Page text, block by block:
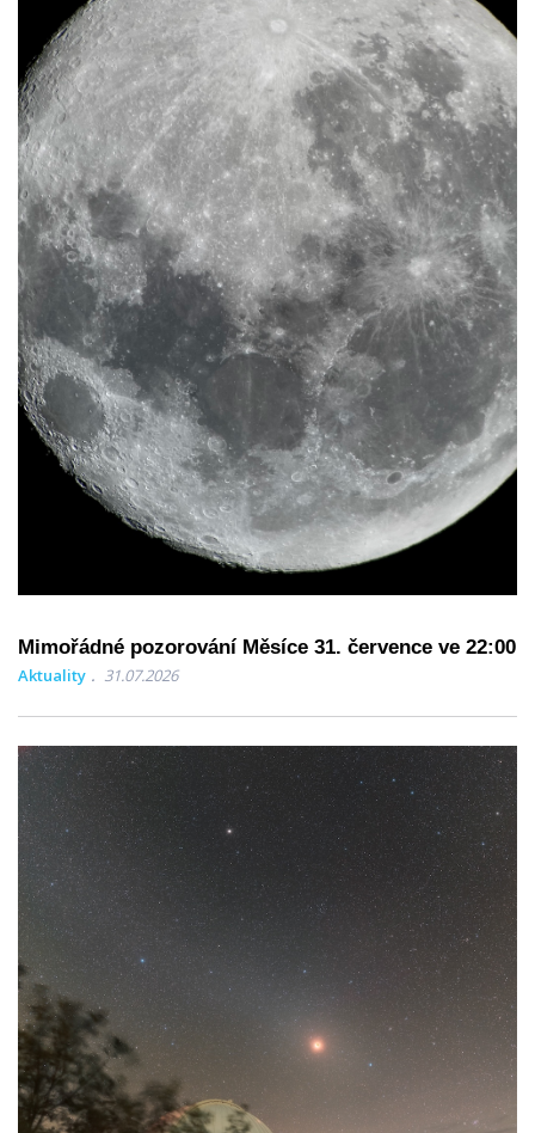
Mimořádné pozorování Měsíce 31. července ve 22:00
Aktuality 31.07.2026